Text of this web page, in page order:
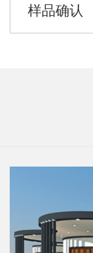
样品确认